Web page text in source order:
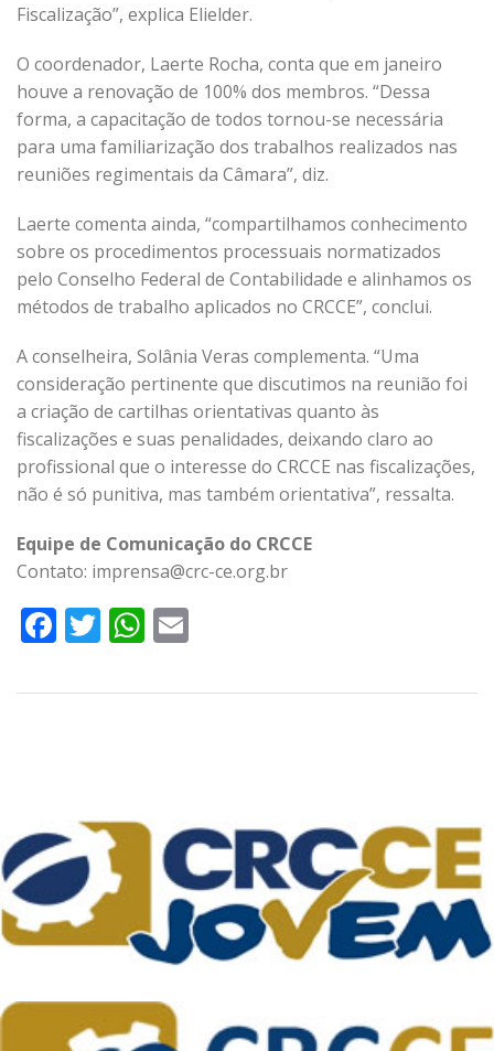
Fiscalização”, explica Elielder.
O coordenador, Laerte Rocha, conta que em janeiro
houve a renovação de 100% dos membros. “Dessa
forma, a capacitação de todos tornou-se necessária
para uma familiarização dos trabalhos realizados nas
reuniões regimentais da Câmara”, diz.
Laerte comenta ainda, “compartilhamos conhecimento
sobre os procedimentos processuais normatizados
pelo Conselho Federal de Contabilidade e alinhamos os
métodos de trabalho aplicados no CRCCE”, conclui.
A conselheira, Solânia Veras complementa. “Uma
consideração pertinente que discutimos na reunião foi
a criação de cartilhas orientativas quanto às
fiscalizações e suas penalidades, deixando claro ao
profissional que o interesse do CRCCE nas fiscalizações,
não é só punitiva, mas também orientativa”, ressalta.
Equipe de Comunicação do CRCCE
Contato: imprensa@crc-ce.org.br
Facebook
TwitterWhatsApp